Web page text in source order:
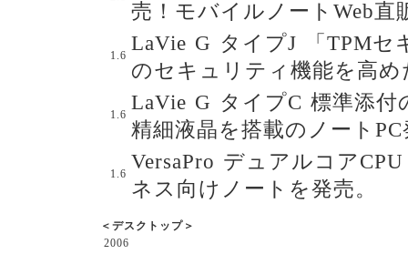
売！モバイルノートWeb直
1.6
LaVie G タイプJ 「TPMセ
のセキュリティ機能を高
1.6
LaVie G タイプC 標準添付
精細液晶を搭載のノートPC
1.6
VersaPro デュアルコア
ネス向けノートを発売。
＜デスクトップ＞
2006